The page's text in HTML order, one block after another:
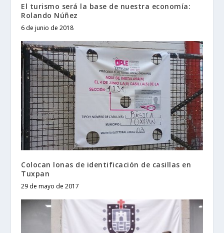
El turismo será la base de nuestra economía:
Rolando Núñez
6 de junio de 2018
Colocan lonas de identificación de casillas en
Tuxpan
29 de mayo de 2017